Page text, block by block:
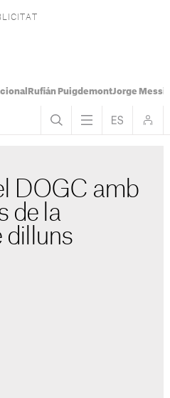
Rufián PuigdemontJorge Messi
DOGC amb
de la
dilluns